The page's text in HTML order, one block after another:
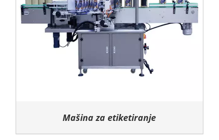
Mašina za etiketiranje